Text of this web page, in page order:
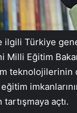
ilgili Türkiye
Milli Eğitim
teknolojilerinin
eğitim
açtı.